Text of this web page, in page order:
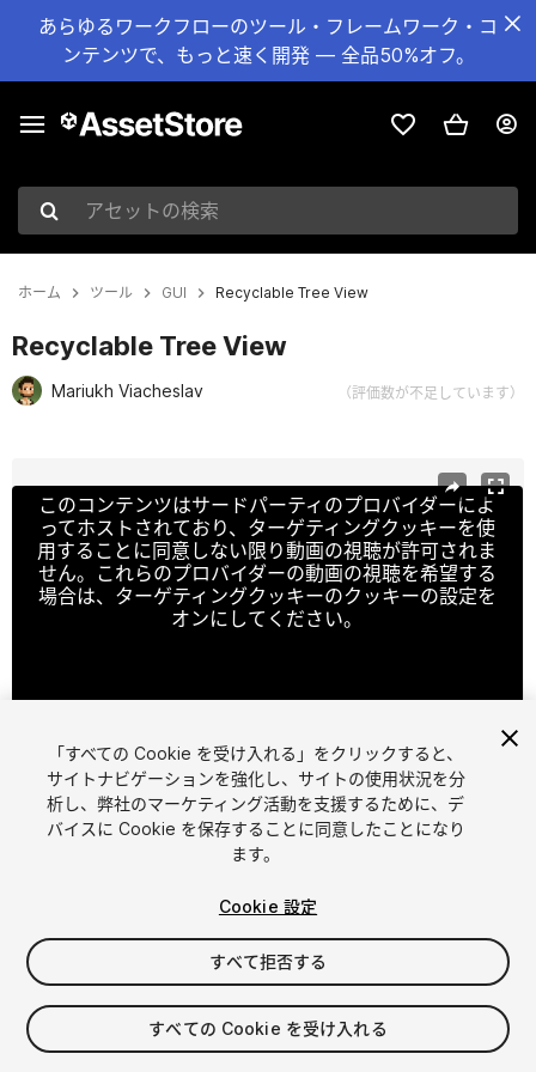
あらゆるワークフローのツール・フレームワーク・コ
ンテンツで、もっと速く開発 — 全品50%オフ。
アセットの検索
ホーム ツール GUI Recyclable Tree View
Recyclable Tree View
Mariukh Viacheslav （評価数が不足しています）
このコンテンツはサードパーティのプロバイダーによ
ってホストされており、ターゲティングクッキーを使
用することに同意しない限り動画の視聴が許可されま
せん。これらのプロバイダーの動画の視聴を希望する
場合は、ターゲティングクッキーのクッキーの設定を
オンにしてください。
1 /3
$14.99
シート 1
「すべての Cookie を受け入れる」をクリックすると、
サイトナビゲーションを強化し、サイトの使用状況を分
析し、弊社のマーケティング活動を支援するために、デ
バイスに Cookie を保存することに同意したことになり
ます。
Cookie 設定
すべて拒否する
すべての Cookie を受け入れる